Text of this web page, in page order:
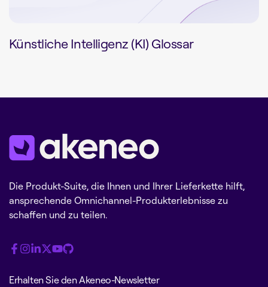
Künstliche Intelligenz (KI) Glossar
Die Produkt-Suite, die Ihnen und Ihrer Lieferkette hilft,
ansprechende Omnichannel-Produkterlebnisse zu
schaffen und zu teilen.
Erhalten Sie den Akeneo-Newsletter